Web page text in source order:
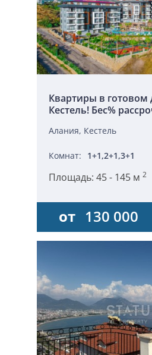
Квартиры в готовом
Кестель! Бес%
Алания, Кестель
Комнат: 1+1,2+1,3+1
Площадь: 45 - 145 м 2
от 130 000